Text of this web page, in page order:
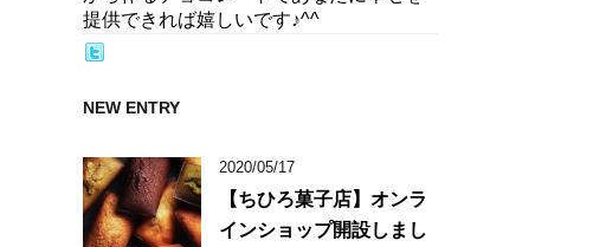
提供できれば嬉しいです♪^^
NEW ENTRY
2020/05/17
【ちひろ菓子店】オンラ
インショップ開設しまし